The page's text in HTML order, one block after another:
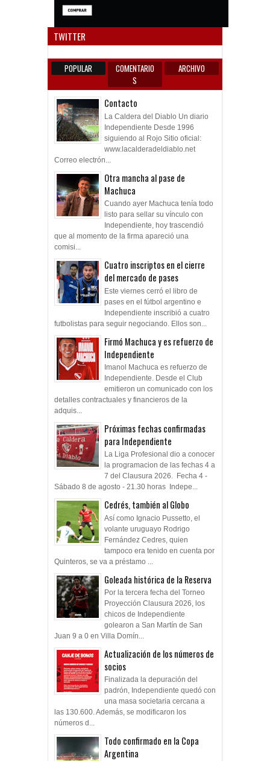
TWITTER
POPULAR
COMENTARIO
S
ARCHIVO
Contacto
La Caldera del Diablo Un diario
Independiente Desde 1996
siguiendo al Rojo Sitio oficial:
www.lacalderadeldiablo.net
Correo electrón...
Otra mancha al pase de
Machuca
Cuando ayer Machuca tenía todo
listo para sellar su vínculo con
Independiente, hoy trascendió
que al momento de la firma apareció una
comisi...
Cuatro inscriptos en el cierre
del mercado de pases
Este viernes cerró el libro de
pases en el fútbol argentino e
Independiente inscribió a cuatro
futbolistas para seguir negociando. Ellos son...
Firmó Machuca y es refuerzo de
Independiente
Imanol Machuca es refuerzo de
Independiente. Desde el Club
emitieron un comunicado con los
detalles contractuales y financieros de la
adquis...
Próximas fechas confirmadas
para Independiente
La Liga Profesional dio a conocer
la programacion de las fechas 4 a
7 del Clausura 2026. Fecha 4 -
Sábado 8 de agosto - 21.30 horas Indepe...
Cedrés, también al Globo
Así como Ignacio Pussetto, el
volante uruguayo Rodrigo
Fernández Cedres, quien
tampoco era tenido en cuenta por
Quinteros, se va a préstamo ...
Goleada histórica de la Reserva
Por la tercera fecha del Torneo
Proyección Clausura 2026, los
chicos de Independiente
golearon a San Martín de San
Juan 9 a 0 en Villa Domín...
Actualización de los números de
socios
Finalizada la depuración del
padrón, Independiente quedó con
una masa societaria cercana a
las 130.600. Además, se modificaron los
números d...
Todo confirmado en la Copa
Argentina